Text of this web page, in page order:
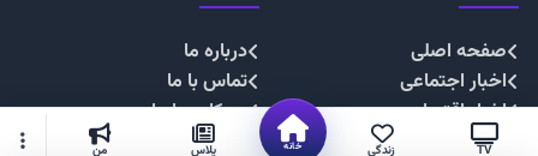
TV زندگی خانه پلاس من
صفحه اصلی
اخبار اجتماعی
اخبار اقتصادی
اخبار چندرسانه
درباره ما
تماس با ما
همکاری با ما
تبلیغات